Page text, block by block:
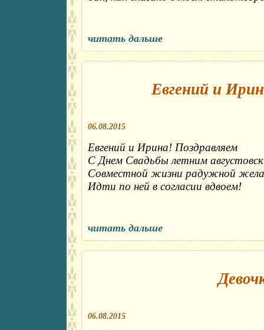
читать дальше
Евгений и
06.08.2015
Евгений и Ирина! Поздравляем
С Днем Свадьбы летним
Совместной жизни радужной
Идти по ней в согласии вдвоем!
читать дальше
06.08.2015